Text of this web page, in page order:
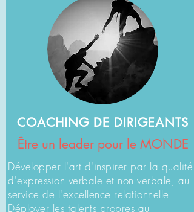
COACHING DE DIRIGEANTS
Être un leader pour le MONDE
Développer l'art d'inspirer par la qualité
d'expression verbale et non verbale, au
service de l'excellence relationnelle
Déployer les talents propres au